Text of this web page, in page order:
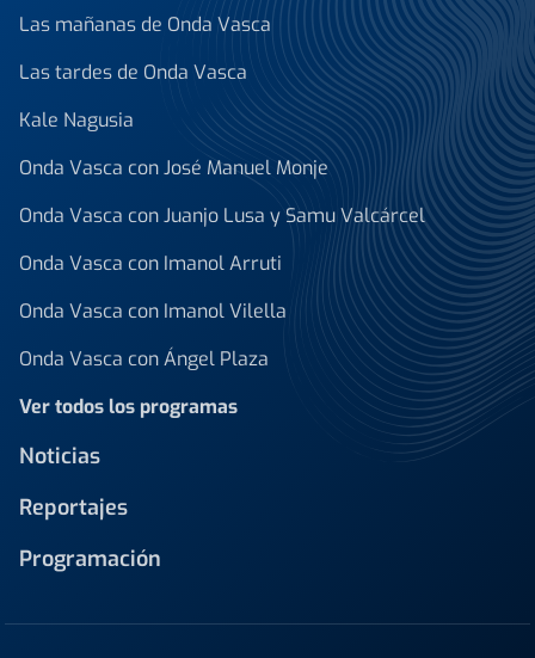
Las mañanas de Onda Vasca
Las tardes de Onda Vasca
Kale Nagusia
Onda Vasca con José Manuel Monje
Onda Vasca con Juanjo Lusa y Samu Valcárcel
Onda Vasca con Imanol Arruti
Onda Vasca con Imanol Vilella
Onda Vasca con Ángel Plaza
Ver todos los programas
Noticias
Reportajes
Programación